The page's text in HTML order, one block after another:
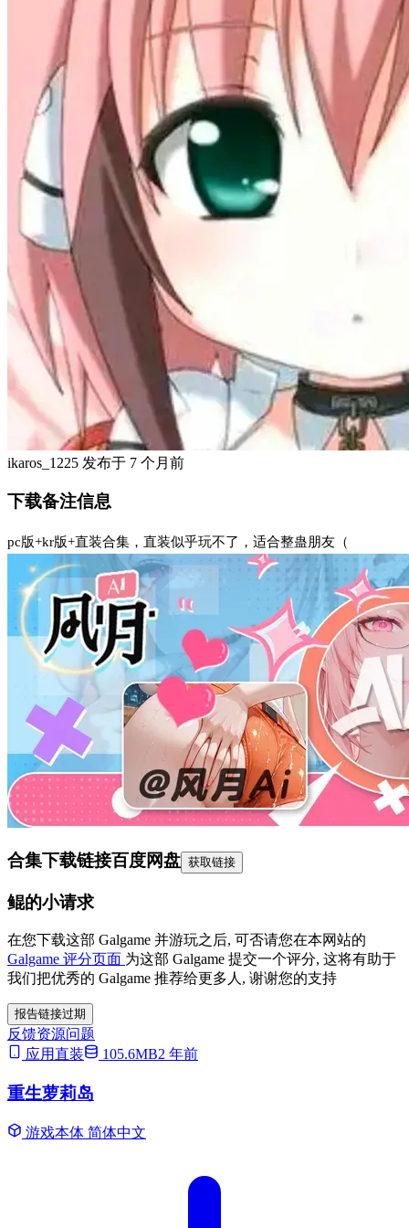
ikaros_1225 发布于 7 个月前
下载备注信息
pc版+kr版+直装合集，直装似乎玩不了，适合整蛊朋友（
合集下载链接百度网盘 获取链接
鲲的小请求
在您下载这部 Galgame 并游玩之后, 可否请您在本网站的
Galgame 评分页面 为这部 Galgame 提交一个评分, 这将有助于
我们把优秀的 Galgame 推荐给更多人, 谢谢您的支持
报告链接过期
反馈资源问题
应用直装
105.6MB2 年前
重生萝莉岛
游戏本体 简体中文